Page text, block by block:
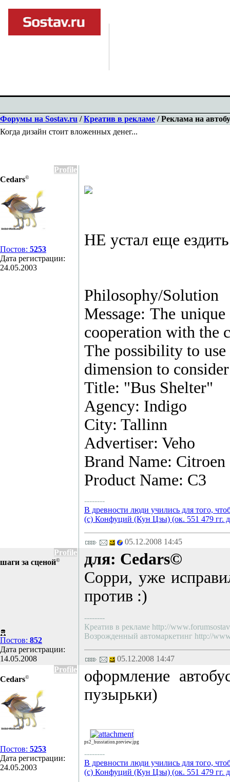
Форумы на Sostav.ru /Креатив в рекламе / Реклама на
Когда дизайн стоит вложенных денег...
Profile
Cedars©
Постов: 5253
Дата регистрации:
24.05.2003
НЕ устал еще
Philosophy/Solution
Message: The
cooperation with the
The possibility to
dimension to
Title: "Bus Shelter"
Agency: Indigo
City: Tallinn
Advertiser: Veho
Brand Name: Citroen
Product Name: C3
--------
В древности люди учились для того,
(с) Конфуций (Кун Цзы) (ок. 551 479 гг.
05.12.2008 14:45
Profile
шаги за сценой©
Постов: 852
Дата регистрации:
14.05.2008
для: Cedars©
Сорри, уже
против :)
--------
Креатив в рекламе http://
Возрожденный автомаркетинг http://
05.12.2008 14:47
Profile
Cedars©
Постов: 5253
Дата регистрации:
24.05.2003
оформление
пузырьки)
ps2_busstation.preview.jpg
--------
В древности люди учились для того,
(с) Конфуций (Кун Цзы) (ок. 551 479 гг.